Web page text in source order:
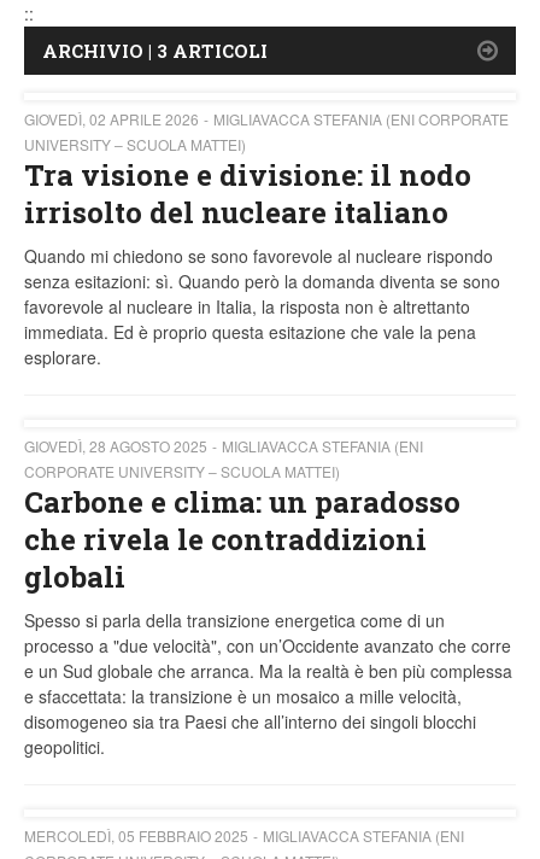
::
ARCHIVIO | 3 ARTICOLI
GIOVEDÌ, 02 APRILE 2026
MIGLIAVACCA STEFANIA (ENI CORPORATE
UNIVERSITY – SCUOLA MATTEI)
Tra visione e divisione: il nodo
irrisolto del nucleare italiano
Quando mi chiedono se sono favorevole al nucleare rispondo
senza esitazioni: sì. Quando però la domanda diventa se sono
favorevole al nucleare in Italia, la risposta non è altrettanto
immediata. Ed è proprio questa esitazione che vale la pena
esplorare.
GIOVEDÌ, 28 AGOSTO 2025
MIGLIAVACCA STEFANIA (ENI
CORPORATE UNIVERSITY – SCUOLA MATTEI)
Carbone e clima: un paradosso
che rivela le contraddizioni
globali
Spesso si parla della transizione energetica come di un
processo a "due velocità", con un’Occidente avanzato che corre
e un Sud globale che arranca. Ma la realtà è ben più complessa
e sfaccettata: la transizione è un mosaico a mille velocità,
disomogeneo sia tra Paesi che all’interno dei singoli blocchi
geopolitici.
MERCOLEDÌ, 05 FEBBRAIO 2025
MIGLIAVACCA STEFANIA (ENI